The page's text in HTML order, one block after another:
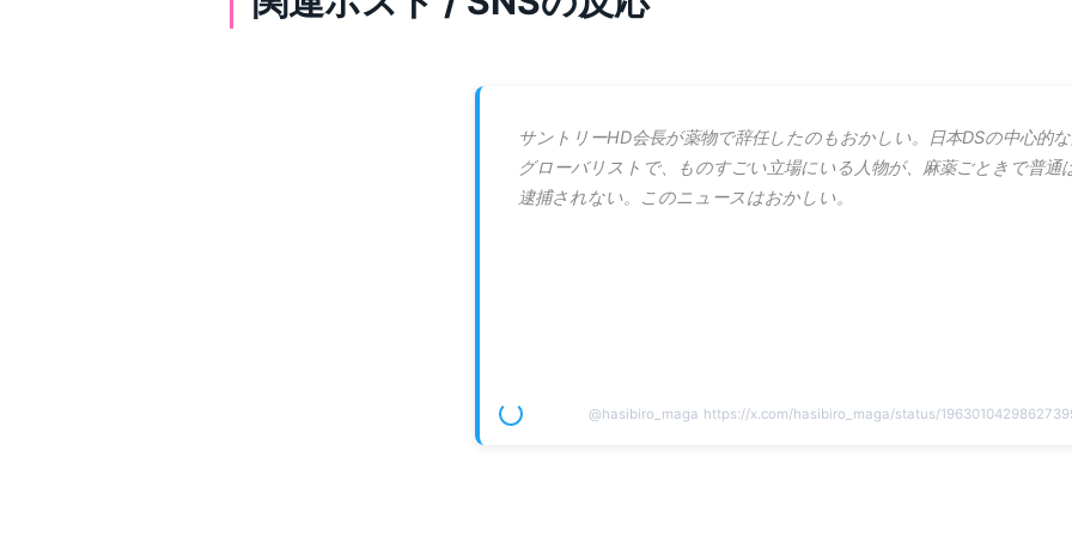
サントリーHD会長が薬物で辞任したのもおかしい。日本DSの中心的
グローバリストで、ものすごい立場にいる人物が、麻薬ごときで普通
逮捕されない。このニュースはおかしい。
@hasibiro_maga https://x.com/hasibiro_maga/status/